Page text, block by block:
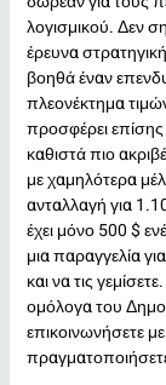
λογισμικού.Δεν
έρευνα
βοηθά έναν
πλεονέκτημα
προσφέρει
καθιστά πιο
με χαμηλότερα
ανταλλαγή για
έχει μόνο 500 $
μια παραγγελία
και να τις
ομόλογα του
επικοινωνήσετε